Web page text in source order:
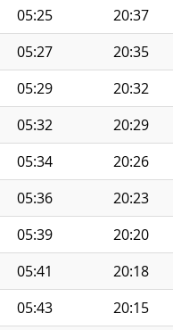
05:25 20:37
05:27 20:35
05:29 20:32
05:32 20:29
05:34 20:26
05:36 20:23
05:39 20:20
05:41 20:18
05:43 20:15